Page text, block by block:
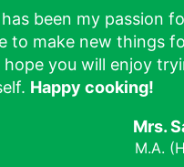
been my passion
to make new things
hope you will enjoy
Happy cooking!
Mrs.
M.A.